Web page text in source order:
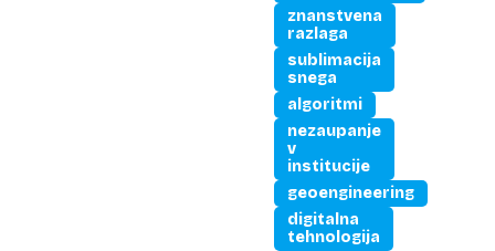
znanstvena
razlaga
sublimacija
snega
algoritmi
nezaupanje
v
institucije
geoengineering
digitalna
tehnologija